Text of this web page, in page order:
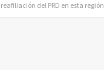
del PRD en esta región